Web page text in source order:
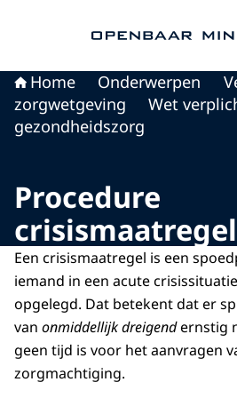
Home Onderwerpen
zorgwetgeving
Wet
gezondheidszorg
Procedure
crisismaatregel
Een crisismaatregel is een
iemand in een acute
opgelegd. Dat betekent dat er
van onmiddellijk dreigendernstig
geen tijd is voor het aanvragen
zorgmachtiging.